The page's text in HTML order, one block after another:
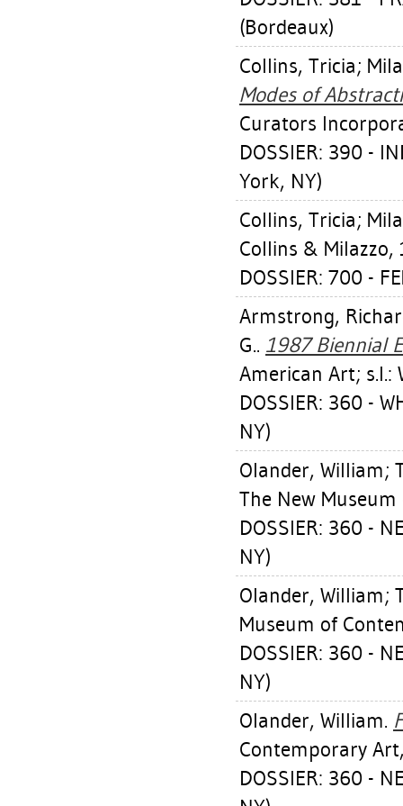
(Bordeaux)
Collins, Tricia;
Modes of
Curators
DOSSIER: 390 -
York, NY)
Collins, Tricia;
Collins & Milazzo,
DOSSIER: 700 -
Armstrong,
G.. 1987 Biennial
American Art; s.l.:
DOSSIER: 360 -
NY)
Olander, William;
The New
DOSSIER: 360 -
NY)
Olander, William;
Museum of
DOSSIER: 360 -
NY)
Olander, William.
Contemporary
DOSSIER: 360 -